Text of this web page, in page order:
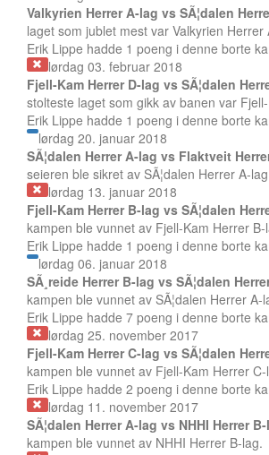
Valkyrien Herrer A-lag vs SÃ¦dalen
laget som jublet mest var Valkyrien Herrer
Erik Lippe hadde 1 poeng i denne borte
lørdag 03. februar 2018
Fjell-Kam Herrer D-lag vs SÃ¦dalen
stolteste laget som gikk av banen var
Erik Lippe hadde 1 poeng i denne borte
lørdag 20. januar 2018
SÃ¦dalen Herrer A-lag vs Flaktveit
seieren ble sikret av SÃ¦dalen Herrer A-
lørdag 13. januar 2018
Fjell-Kam Herrer B-lag vs SÃ¦dalen
kampen ble vunnet av Fjell-Kam Herrer B-
Erik Lippe hadde 1 poeng i denne borte
lørdag 06. januar 2018
SÃ¸reide Herrer B-lag vs SÃ¦dalen
kampen ble vunnet av SÃ¦dalen Herrer A-
Erik Lippe hadde 7 poeng i denne borte
lørdag 25. november 2017
Fjell-Kam Herrer C-lag vs SÃ¦dalen
kampen ble vunnet av Fjell-Kam Herrer C-
Erik Lippe hadde 2 poeng i denne borte
lørdag 11. november 2017
SÃ¦dalen Herrer A-lag vs NHHI Herrer
kampen ble vunnet av NHHI Herrer B-lag.